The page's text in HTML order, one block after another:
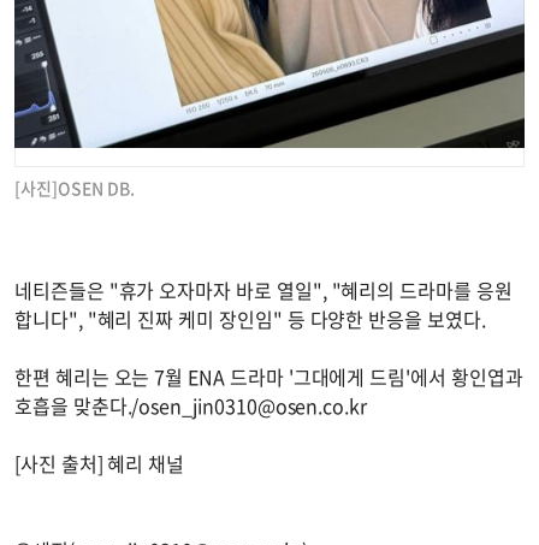
[사진]OSEN DB.
네티즌들은 "휴가 오자마자 바로 열일", "혜리의 드라마를 응원
합니다", "혜리 진짜 케미 장인임" 등 다양한 반응을 보였다.
한편 혜리는 오는 7월 ENA 드라마 '그대에게 드림'에서 황인엽과
호흡을 맞춘다./osen_jin0310@osen.co.kr
[사진 출처] 혜리 채널